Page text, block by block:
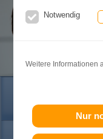
Notwendig
Weitere Informationen
Nur
Erwachsene
Ganzheitliche-
Erwachsenen-
HOME